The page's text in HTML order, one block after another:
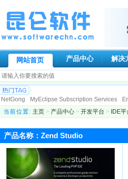
网站首页 产品中心 解决
NetGong MyEclipse Subscription Services
Paessler AG
Genuitec, LLC. Globalscape
Allround automation
KIWI Enterprise BCL
DigiPortal Software, Inc.
Altova Datakit
ATR Soft Ltd
AeroHydro, Inc.
当前位置: 主页> 产品中心> 开发平台 > IDE平
产品名称：Zend Studio